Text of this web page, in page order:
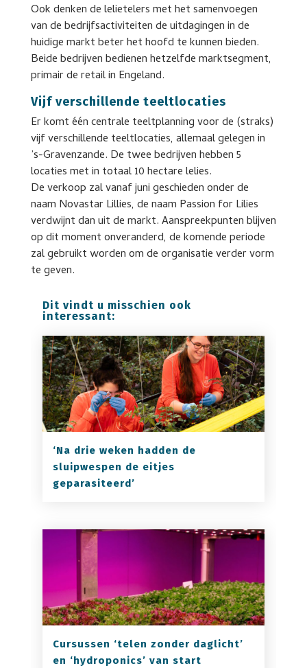
Ook denken de lelietelers met het samenvoegen
van de bedrijfsactiviteiten de uitdagingen in de
huidige markt beter het hoofd te kunnen bieden.
Beide bedrijven bedienen hetzelfde marktsegment,
primair de retail in Engeland.
Vijf verschillende teeltlocaties
Er komt één centrale teeltplanning voor de (straks)
vijf verschillende teeltlocaties, allemaal gelegen in
’s-Gravenzande. De twee bedrijven hebben 5
locaties met in totaal 10 hectare lelies.
De verkoop zal vanaf juni geschieden onder de
naam Novastar Lillies, de naam Passion for Lilies
verdwijnt dan uit de markt. Aanspreekpunten blijven
op dit moment onveranderd, de komende periode
zal gebruikt worden om de organisatie verder vorm
te geven.
Dit vindt u misschien ook
interessant:
‘Na drie weken hadden de
sluipwespen de eitjes
geparasiteerd’
Cursussen ‘telen zonder daglicht’
en ‘hydroponics’ van start